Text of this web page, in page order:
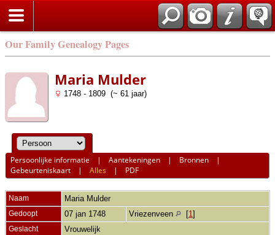
Our Family Genealogy Pages
Maria Mulder
1748 - 1809 (~ 61 jaar)
Persoonlijke informatie |Aantekeningen | Bronnen |
Gebeurteniskaart |Alles | PDF
Naam Maria Mulder
Gedoopt 07 jan 1748 Vriezenveen [1 ]
Geslacht Vrouwelijk